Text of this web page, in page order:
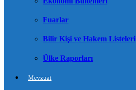
Fuarlar
Bilir Kişi ve Hakem Listeleri
Ülke Raporları
Mevzuat